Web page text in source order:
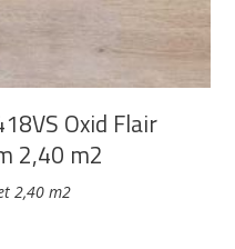
Oxid Flair
2,40 m2
2,40 m2